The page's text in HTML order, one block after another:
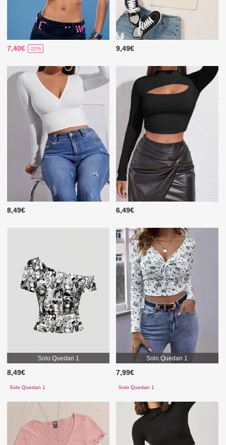
7,40€ -22% 9,49€
8,49€ 6,49€
Solo Quedan 1
8,49€
Solo Quedan 1
Solo Quedan 1
7,99€
Solo Quedan 1